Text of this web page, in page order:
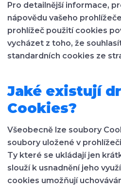
Pro detailnější informace,
nápovědu vašeho
prohlížeč použití cookies
vycházet z toho, že
standardních cookies ze
Jaké existují
Cookies?
Všeobecně lze soubory
soubory uložené v
Ty které se ukládají jen
slouží k usnadnění jeho
cookies umožňují